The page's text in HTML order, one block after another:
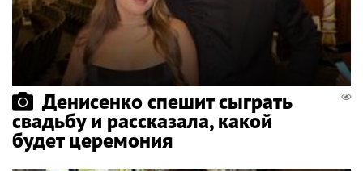
Денисенко спешит сыграть
свадьбу и рассказала, какой
будет церемония